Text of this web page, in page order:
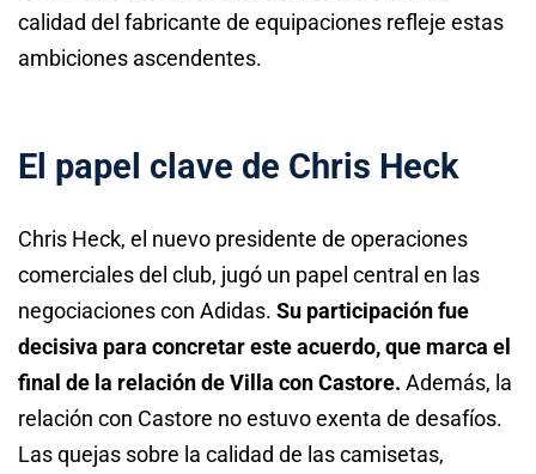
calidad del fabricante de equipaciones refleje estas
ambiciones ascendentes.
El papel clave de Chris Heck
Chris Heck, el nuevo presidente de operaciones
comerciales del club, jugó un papel central en las
negociaciones con Adidas. Su participación fue
decisiva para concretar este acuerdo, que marca el
final de la relación de Villa con Castore. Además, la
relación con Castore no estuvo exenta de desafíos.
Las quejas sobre la calidad de las camisetas,